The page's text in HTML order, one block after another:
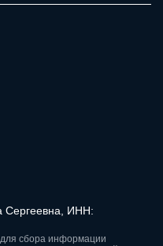
Сергеевна, ИНН:
сбора информации